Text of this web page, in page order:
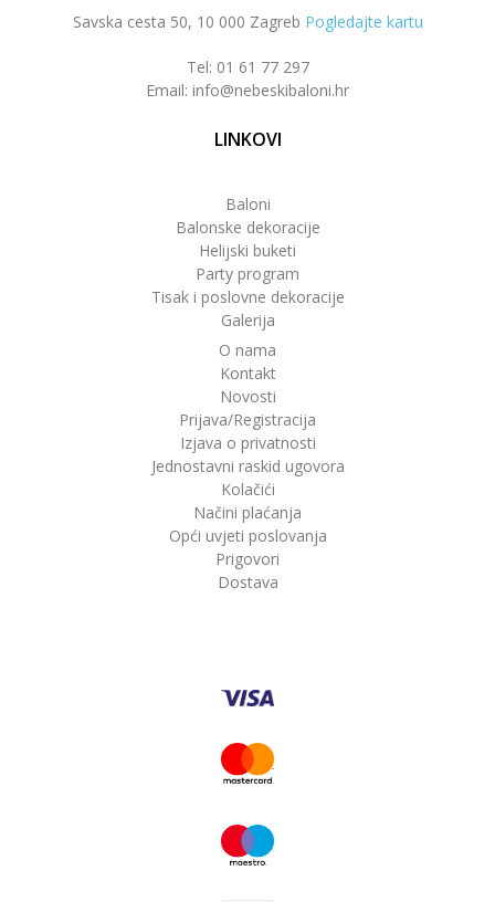
Savska cesta 50, 10 000 Zagreb Pogledajte kartu
Tel: 01 61 77 297
Email: info@nebeskibaloni.hr
LINKOVI
Baloni
Balonske dekoracije
Helijski buketi
Party program
Tisak i poslovne dekoracije
Galerija
O nama
Kontakt
Novosti
Prijava/Registracija
Izjava o privatnosti
Jednostavni raskid ugovora
Kolačići
Načini plaćanja
Opći uvjeti poslovanja
Prigovori
Dostava